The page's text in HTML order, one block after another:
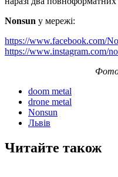
Nonsun у мережі:
https://www.facebook.com/
https://www.instagram.com/
Фото
doom metal
drone metal
Nonsun
Львів
Читайте також